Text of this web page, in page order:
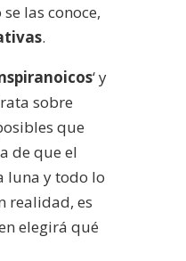
las conoce,
.
‘ y
sobre
que
de que el
luna y todo lo
realidad, es
elegirá qué